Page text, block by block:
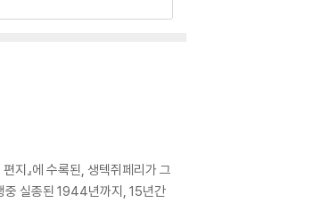
지』에 수록된, 생텍쥐페리가 그
중 실종된 1944년까지, 15년간